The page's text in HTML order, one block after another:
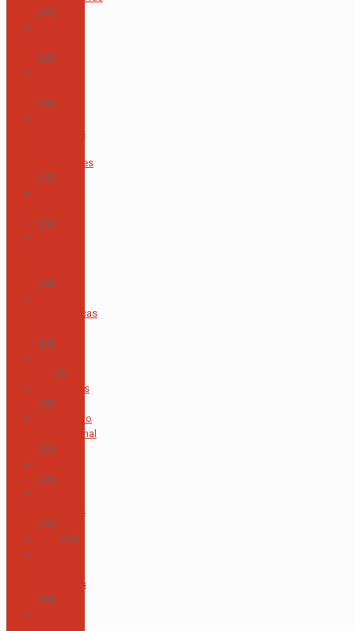
(62)
(26)
(46)
Individuos
Sociedades
(42)
(22)
(34)
Matemáticas
(20)
(7)
Asopadres
(13)
Bachillerato
Internacional
(52)
(46)
(43)
(19)
Baumhaus
(14)